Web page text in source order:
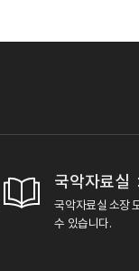
국악자료실
국악자료실 소장
수 있습니다.